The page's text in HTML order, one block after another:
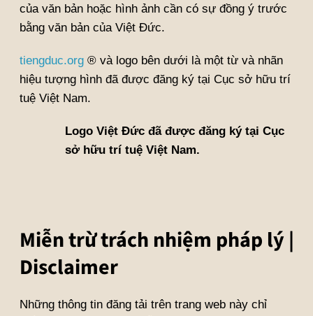
của văn bản hoặc hình ảnh cần có sự đồng ý trước
bằng văn bản của Việt Đức.
tiengduc.org® và logo bên dưới là một từ và nhãn
hiệu tượng hình đã được đăng ký tại Cục sở hữu trí
tuệ Việt Nam.
Logo Việt Đức đã được đăng ký tại Cục
sở hữu trí tuệ Việt Nam.
Miễn trừ trách nhiệm pháp lý |
Disclaimer
Những thông tin đăng tải trên trang web này chỉ